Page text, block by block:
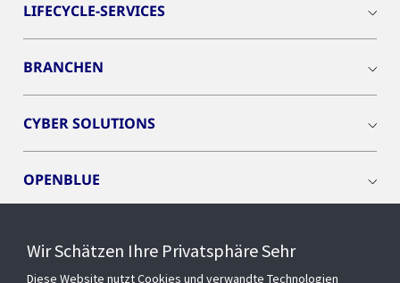
LIFECYCLE-SERVICES
BRANCHEN
CYBER SOLUTIONS
OPENBLUE
Wir Schätzen Ihre Privatsphäre Sehr
Diese Website nutzt Cookies und verwandte Technologien